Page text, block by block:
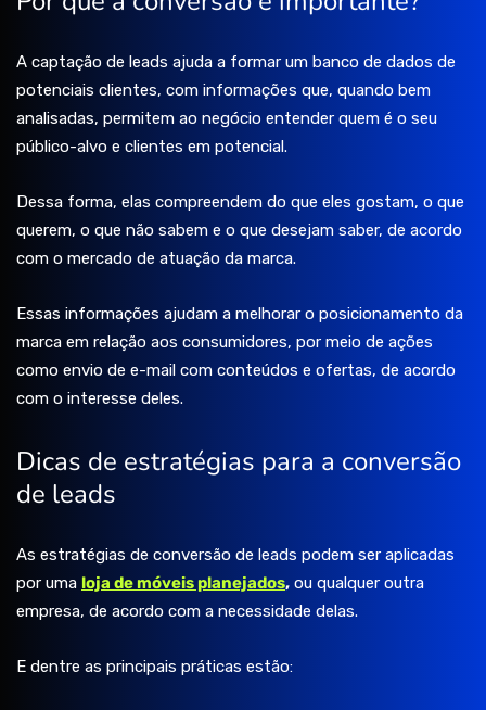
A captação de leads ajuda a formar um banco de dados de
potenciais clientes, com informações que, quando bem
analisadas, permitem ao negócio entender quem é o seu
público-alvo e clientes em potencial.
Dessa forma, elas compreendem do que eles gostam, o que
querem, o que não sabem e o que desejam saber, de acordo
com o mercado de atuação da marca.
Essas informações ajudam a melhorar o posicionamento da
marca em relação aos consumidores, por meio de ações
como envio de e-mail com conteúdos e ofertas, de acordo
com o interesse deles.
Dicas de estratégias para a conversão
de leads
As estratégias de conversão de leads podem ser aplicadas
por uma loja de móveis planejados, ou qualquer outra
empresa, de acordo com a necessidade delas.
E dentre as principais práticas estão: